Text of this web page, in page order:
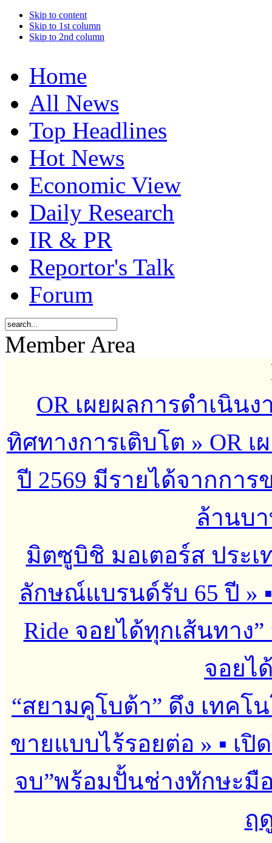
Skip to content
Skip to 1st column
Skip to 2nd column
Home
All News
Top Headlines
Hot News
Economic View
Daily Research
IR & PR
Reportor's Talk
Forum
Member Area
OR เผยผลการดำเนิน
ทิศทางการเติบโต » OR
ปี 2569 มีรายได้จากการ
ล้านบ
มิตซูบิชิ มอเตอร์ส ประเ
ลักษณ์แบรนด์รับ 65 ปี »
Ride จอยได้ทุกเส้นทาง
จอยไ
“สยามคูโบต้า” ดึง เทคโ
ขายแบบไร้รอยต่อ » ▪︎ เ
จบ”พร้อมปั้นช่างทักษะมื
ฤ